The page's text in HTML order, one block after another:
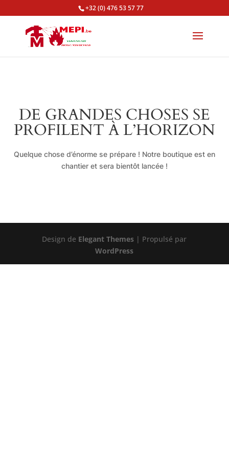
+32 (0) 476 53 57 77
DE GRANDES CHOSES SE
PROFILENT À L’HORIZON
Quelque chose d’énorme se prépare ! Notre boutique est en
chantier et sera bientôt lancée !
Design de Elegant Themes | Propulsé par
WordPress